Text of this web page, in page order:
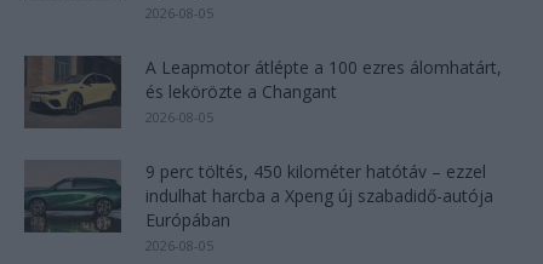
2026-08-05
A Leapmotor átlépte a 100 ezres álomhatárt,
és lekörözte a Changant
2026-08-05
9 perc töltés, 450 kilométer hatótáv – ezzel
indulhat harcba a Xpeng új szabadidő-autója
Európában
2026-08-05